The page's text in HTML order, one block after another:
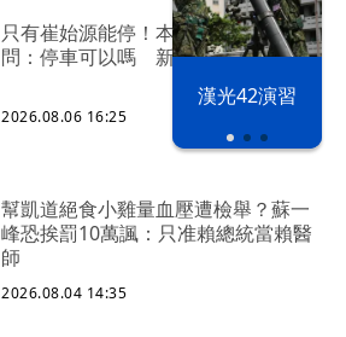
漢光42演習
只有崔始源能停！本尊好奇找上門親
問：停車可以嗎 新北店員粉樂壞
2026.08.06 16:25
幫凱道絕食小雞量血壓遭檢舉？蘇一
峰恐挨罰10萬諷：只准賴總統當賴醫
師
2026.08.04 14:35